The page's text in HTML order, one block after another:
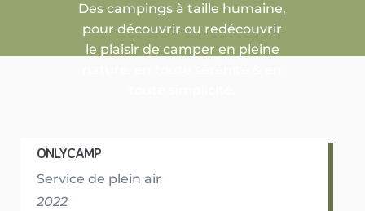
Des campings à taille humaine,
pour découvrir ou redécouvrir
le plaisir de camper en pleine
ONLYCAMP
Service de plein air
2022